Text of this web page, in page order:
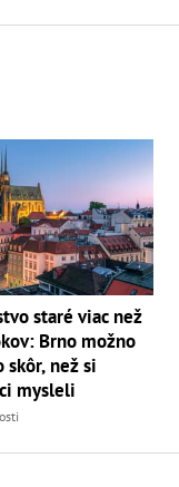
staré viac než
Brno možno
skôr, než si
mysleli